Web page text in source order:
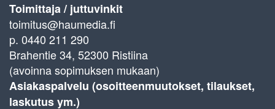
Toimittaja / juttuvinkit
toimitus@haumedia.fi
p. 0440 211 290
Brahentie 34, 52300 Ristiina
(avoinna sopimuksen mukaan)
Asiakaspalvelu (osoitteenmuutokset, tilaukset,
laskutus ym.)